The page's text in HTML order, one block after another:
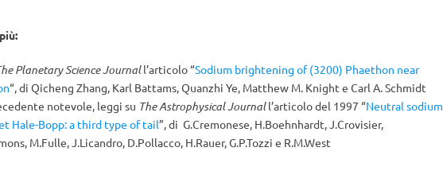
Planetary Science Journall’articolo “Sodium brightening of (3200) Phaethon near
“, di Qicheng Zhang, Karl Battams, Quanzhi Ye, Matthew M. Knight e Carl A. Schmidt
notevole, leggi su The Astrophysical Journall’articolo del 1997 “Neutral sodium
Hale-Bopp: a third type of tail”, di G.Cremonese, H.Boehnhardt, J.Crovisier,
M.Fulle, J.Licandro, D.Pollacco, H.Rauer, G.P.Tozzi e R.M.West